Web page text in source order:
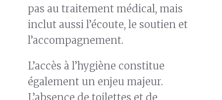
pas au traitement médical, mais
inclut aussi l’écoute, le soutien et
l’accompagnement.
L’accès à l’hygiène constitue
également un enjeu majeur.
L’absence de toilettes et de